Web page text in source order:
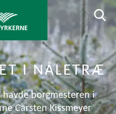
I NÅLETRÆ
borgmesteren i
Carsten Kissmeyer